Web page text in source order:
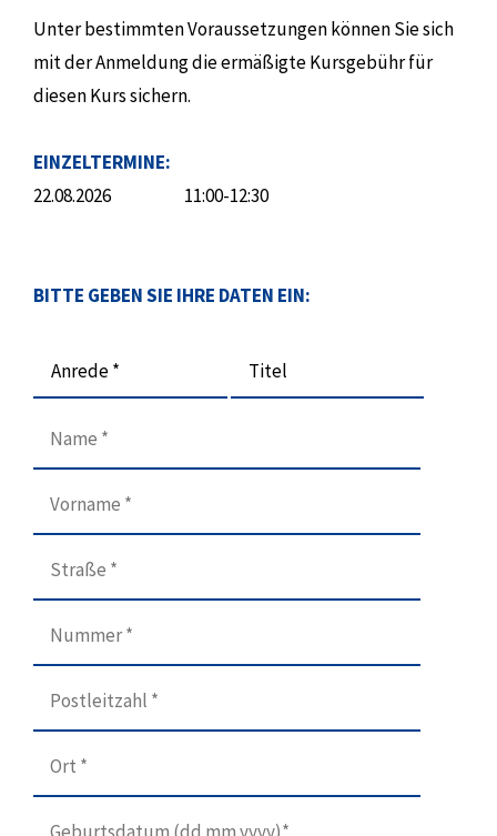
Unter bestimmten Voraussetzungen können Sie sich
mit der Anmeldung die ermäßigte Kursgebühr für
diesen Kurs sichern.
EINZELTERMINE:
22.08.2026
11:00-12:30
BITTE GEBEN SIE IHRE DATEN EIN:
Anrede * Titel